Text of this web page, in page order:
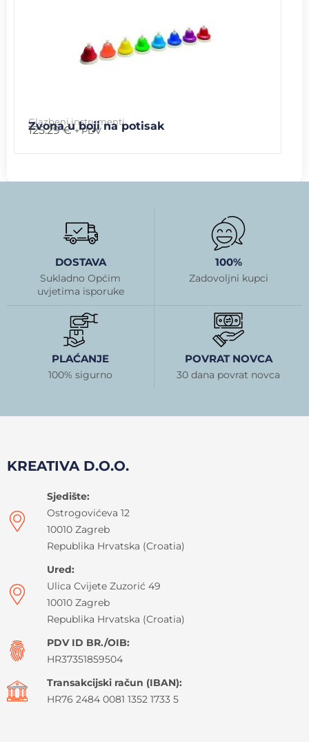
Glazbeni instrumenti
Zvona u boji na potisak
125.29€ + PDV
DOSTAVA
Sukladno Općim
uvjetima isporuke
100%
Zadovoljni kupci
PLAĆANJE
100% sigurno
POVRAT NOVCA
30 dana povrat novca
KREATIVA D.O.O.
Sjedište:
Ostrogovićeva 12
10010 Zagreb
Republika Hrvatska (Croatia)
Ured:
Ulica Cvijete Zuzorić 49
10010 Zagreb
Republika Hrvatska (Croatia)
PDV ID BR./OIB:
HR37351859504
Transakcijski račun (IBAN):
HR76 2484 0081 1352 1733 5